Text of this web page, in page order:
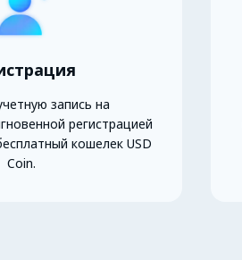
запись на
регистрацией
кошелек USD
Coin.